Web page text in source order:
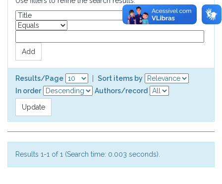
Results/Page
Sort items by
In order
Authors/record
Results 1-1 of 1 (Search time: 0.003 seconds).